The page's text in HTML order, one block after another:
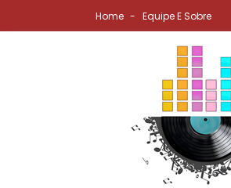
Home Equipe E Sobre